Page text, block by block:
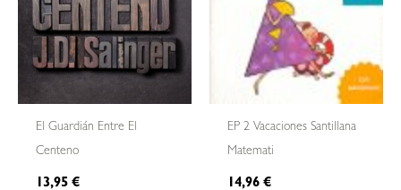
El Guardián Entre El
Centeno
13,95€
EP 2 Vacaciones Santillana
Matemati
14,96€